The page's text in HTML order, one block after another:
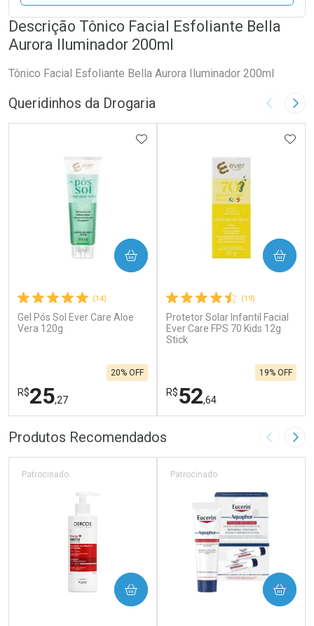
Descrição Tônico Facial Esfoliante Bella
Aurora Iluminador 200ml
Tônico Facial Esfoliante Bella Aurora Iluminador 200ml
Queridinhos da Drogaria Imagem
(14)
Gel Pós Sol Ever Care Aloe
Vera 120g
R$25,27
20% OFF
ADICIONAR AOS FAVORITOS
COMPRAR
FECHAR
Laboratório
FECHAR
Por Menos
(19)
Protetor Solar Infantil Facial
Ever Care FPS 70 Kids 12g
Stick
R$52,64
19% OFF
COMPRAR
Laboratório
Por Menos
Produtos Recomendados Imagem
Patrocinado
COMPRAR
Patrocinado
COMPRAR